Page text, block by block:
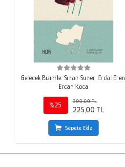
Gelecek Bizimle: Sinan Suner, Erdal Eren,
Ercan Koca
%25
300,00 TL
225,00 TL
Sepete Ekle